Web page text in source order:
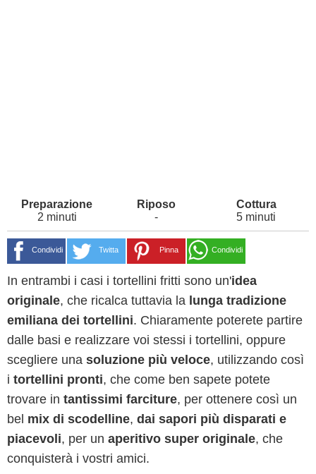
2 minuti - 5 minuti
Condividi Twitta Pinna Condividi
In entrambi i casi i tortellini fritti sono un'idea
originale, che ricalca tuttavia la lunga tradizione
emiliana dei tortellini. Chiaramente poterete partire
dalle basi e realizzare voi stessi i tortellini, oppure
scegliere una soluzione più veloce, utilizzando così
i tortellini pronti, che come ben sapete potete
trovare in tantissimi farciture, per ottenere così un
bel mix di scodelline, dai sapori più disparati e
piacevoli, per un aperitivo super originale, che
conquisterà i vostri amici.